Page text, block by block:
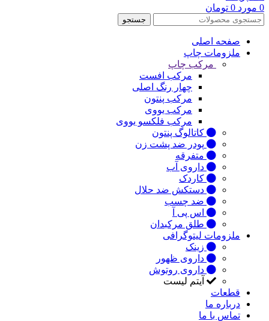
0 مورد 0 تومان
جستجو
صفحه اصلی
ملزومات چاپ
مرکب چاپ
مرکب افست
چهار رنگ اصلی
مرکب پنتون
مرکب یووی
مرکب فلکسو یووی
کاتالوگ پنتون
پودر ضد پشت زن
متفرقه
داروی آب
کاردک
دستکش ضد حلال
ضد چسب
اس پی آ
طلق مرکبدان
ملزومات لیتوگرافی
زینک
داروی ظهور
داروی روتوش
آیتم لیست
قطعات
درباره ما
تماس با ما